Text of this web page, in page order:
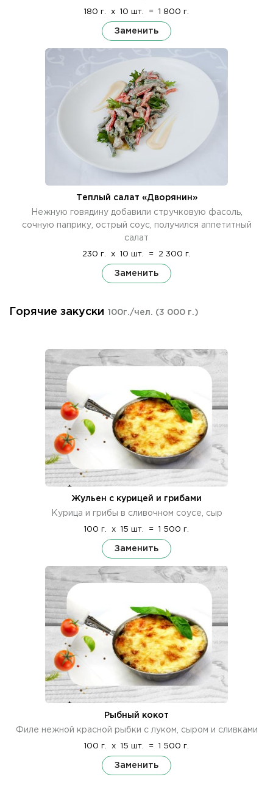
180 г. x 10 шт. = 1 800 г.
Заменить
Теплый салат «Дворянин»
Нежную говядину добавили стручковую фасоль,
сочную паприку, острый соус, получился аппетитный
салат
230 г. x 10 шт. = 2 300 г.
Заменить
Горячие закуски 100г./чел. (3 000 г.)
Жульен с курицей и грибами
Курица и грибы в сливочном соусе, сыр
100 г. x 15 шт. = 1 500 г.
Заменить
Рыбный кокот
Филе нежной красной рыбки с луком, сыром и сливками
100 г. x 15 шт. = 1 500 г.
Заменить